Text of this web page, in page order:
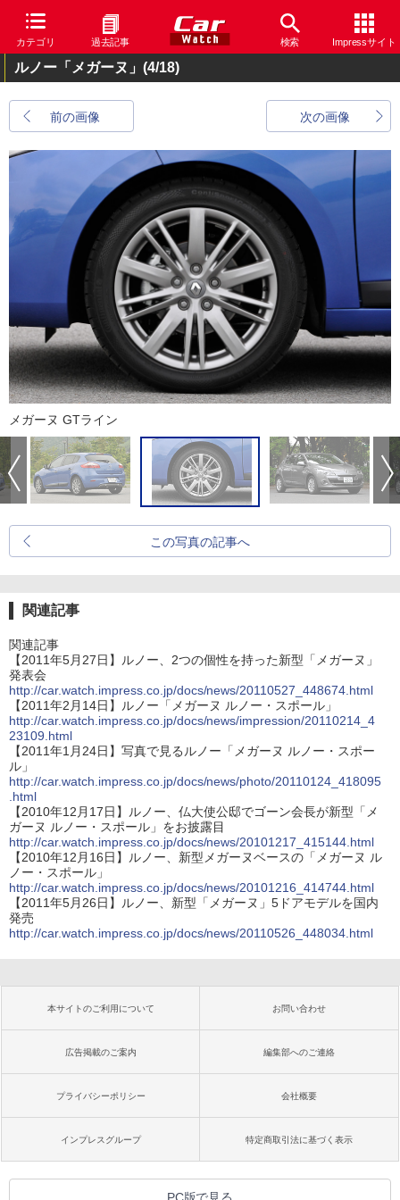
カテゴリ 過去記事 検索 Impressサイト
ルノー「メガーヌ」 (4/18)
前の画像 次の画像
メガーヌ GTライン
この写真の記事へ
関連記事
関連記事
【2011年5月27日】ルノー、2つの個性を持った新型「メガーヌ」
発表会
http://car.watch.impress.co.jp/docs/news/20110527_448674.html
【2011年2月14日】ルノー「メガーヌ ルノー・スポール」
http://car.watch.impress.co.jp/docs/news/impression/20110214_4
23109.html
【2011年1月24日】写真で見るルノー「メガーヌ ルノー・スポー
ル」
http://car.watch.impress.co.jp/docs/news/photo/20110124_418095
.html
【2010年12月17日】ルノー、仏大使公邸でゴーン会長が新型「メ
ガーヌ ルノー・スポール」をお披露目
http://car.watch.impress.co.jp/docs/news/20101217_415144.html
【2010年12月16日】ルノー、新型メガーヌベースの「メガーヌ ル
ノー・スポール」
http://car.watch.impress.co.jp/docs/news/20101216_414744.html
【2011年5月26日】ルノー、新型「メガーヌ」5ドアモデルを国内
発売
http://car.watch.impress.co.jp/docs/news/20110526_448034.html
本サイトのご利用について お問い合わせ
広告掲載のご案内 編集部へのご連絡
プライバシーポリシー 会社概要
インプレスグループ 特定商取引法に基づく表示